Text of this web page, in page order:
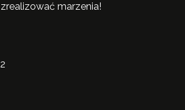
marzenia!